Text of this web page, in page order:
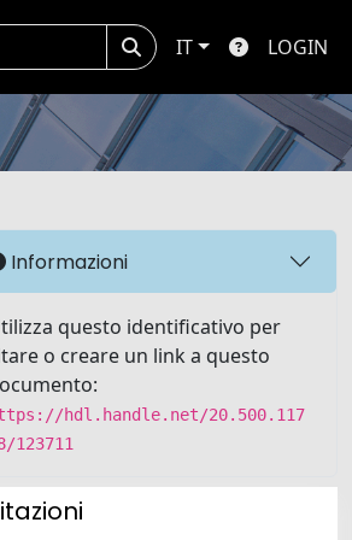
IT LOGIN
Informazioni
questo identificativo per
o creare un link a questo
hdl.handle.net/20.500.117
123711